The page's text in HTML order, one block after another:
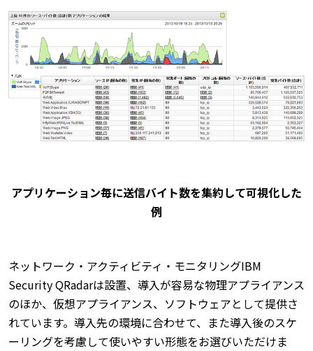
アプリケーション毎に送信バイト数を集約して可視化した
例
ネットワーク・アクティビティ・モニタリングIBM
Security QRadarは設置、導入が容易な物理アプライアンス
のほか、仮想アプライアンス、ソフトウェアとして提供さ
れています。導入先の環境に合わせて、また導入後のスケ
ーリングを考慮して使いやすい形態をお選びいただけま